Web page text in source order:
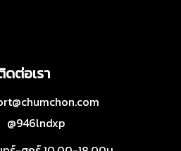
ดต่อเรา
@946lndxp